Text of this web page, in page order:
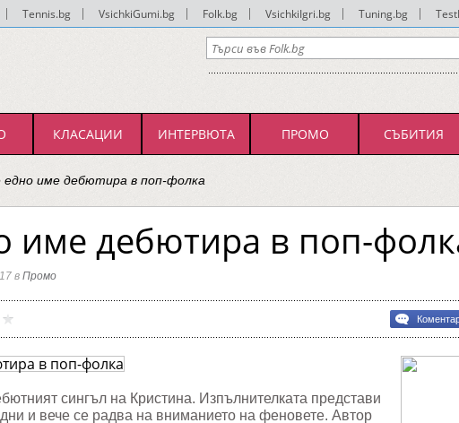
Tennis.bg VsichkiGumi.bg Folk.bg VsichkiIgri.bg Tuning.bg
КЛАСАЦИИ ИНТЕРВЮТА ПРОМО СЪБИТИЯ
име дебютира в поп-фолка
име дебютира в поп-
в Промо
име
дебютира
в
сингъл на Кристина. Изпълнителката представи
и вече се радва на вниманието на феновете. Автор